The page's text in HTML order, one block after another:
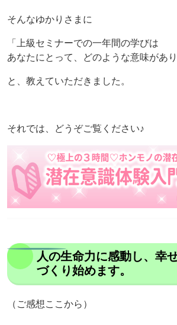
そんなゆかりさまに
「上級セミナーでの一年間の学びは
あなたにとって、どのような意味があり
と、教えていただきました。
それでは、どうぞご覧ください♪
人の生命力に感動し、幸
づくり始めます。
（ご感想ここから）